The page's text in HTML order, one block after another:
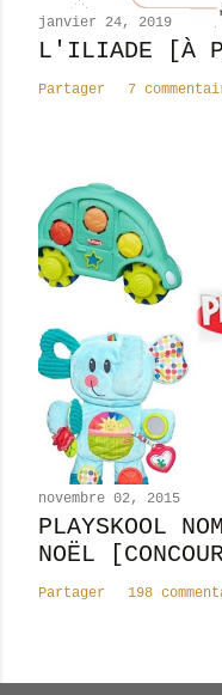
n
t
i
janvier 24, 2019
L'ILIADE [À
Partager 7
novembre 02, 2015
PLAYSKOOL
NOËL
Partager 198